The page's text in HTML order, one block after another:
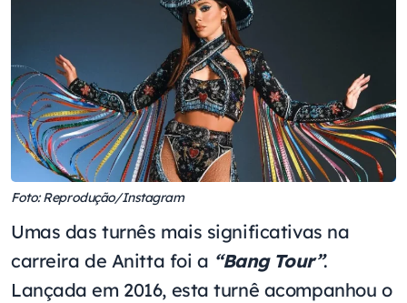
Foto: Reprodução/Instagram
Umas das turnês mais significativas na
carreira de Anitta foi a “Bang Tour”.
Lançada em 2016, esta turnê acompanhou o